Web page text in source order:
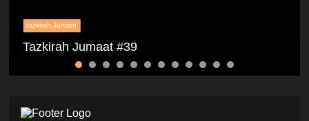
tazkirah Jumaat
Tazkirah Jumaat #39